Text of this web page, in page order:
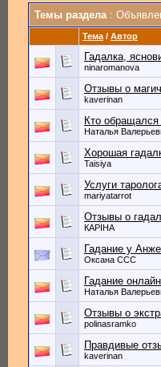
Темы раздела:
Тема / Автор
Гадалка,
ninaromanova
Отзывы о
kaverinan
Кто обращался
Наталья
Хорошая
Taisiya
Услуги
mariyatarrot
Отзывы о
КАРІНА
Гадание у
Оксана ССС
Гадание
Наталья
Отзывы о
polinasramko
Правдивые
kaverinan